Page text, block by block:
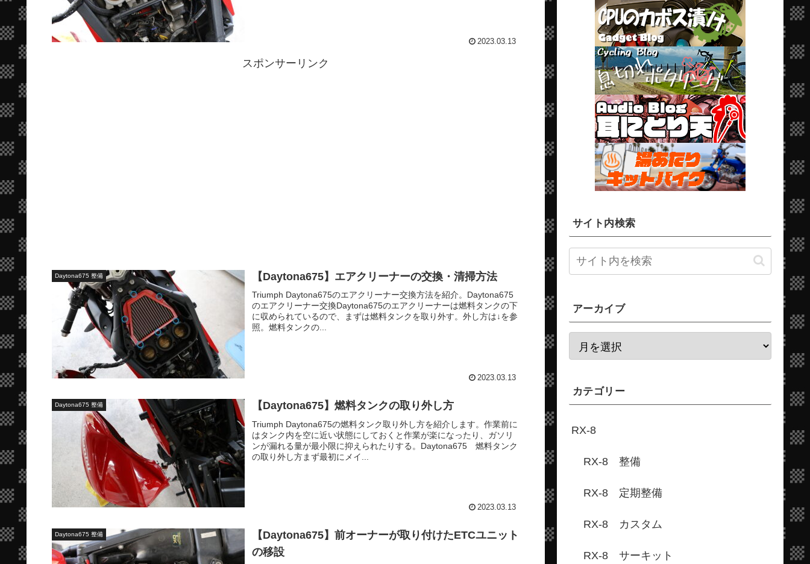
2023.03.13
スポンサーリンク
Daytona675 整備 【Daytona675】エアクリーナーの交換・清掃方法
Triumph Daytona675のエアクリーナー交換方法を紹介。Daytona675
のエアクリーナー交換Daytona675のエアクリーナーは燃料タンクの下
に収められているので、まずは燃料タンクを取り外す。外し方は↓を参
照。燃料タンクの...
2023.03.13
Daytona675 整備 【Daytona675】燃料タンクの取り外し方
Triumph Daytona675の燃料タンク取り外し方を紹介します。作業前に
はタンク内を空に近い状態にしておくと作業が楽になったり、ガソリ
ンが漏れる量が最小限に抑えられたりする。Daytona675 燃料タンク
の取り外し方まず最初にメイ...
2023.03.13
Daytona675 整備
【Daytona675】前オーナーが取り付けたETCユニット
の移設
サイト内検索
アーカイブ
カテゴリー
RX-8
RX-8 整備
RX-8 定期整備
RX-8 カスタム
RX-8 サーキット